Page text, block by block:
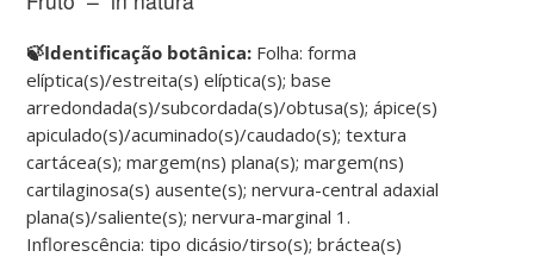
🍃Identificação botânica: Folha: forma
elíptica(s)/estreita(s) elíptica(s); base
arredondada(s)/subcordada(s)/obtusa(s); ápice(s)
apiculado(s)/acuminado(s)/caudado(s); textura
cartácea(s); margem(ns) plana(s); margem(ns)
cartilaginosa(s) ausente(s); nervura-central adaxial
plana(s)/saliente(s); nervura-marginal 1.
Inflorescência: tipo dicásio/tirso(s); bráctea(s)